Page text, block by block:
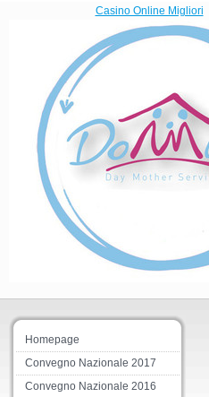
Casino Online Migliori
Homepage
Convegno Nazionale 2017
Convegno Nazionale 2016